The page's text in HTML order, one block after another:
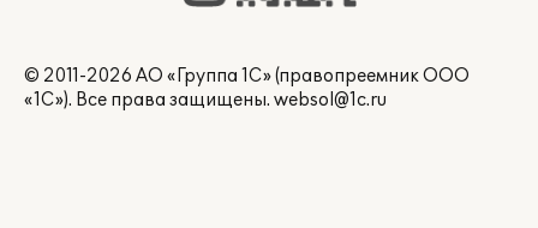
© 2011-2026 АО «Группа 1С» (правопреемник ООО
«1С»). Все права защищены. websol@1c.ru